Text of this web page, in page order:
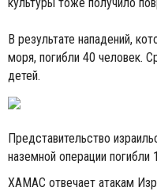
В результате нападений,
моря, погибли 40 человек.
детей.
Представительство
наземной операции
ХАМАС отвечает атакам